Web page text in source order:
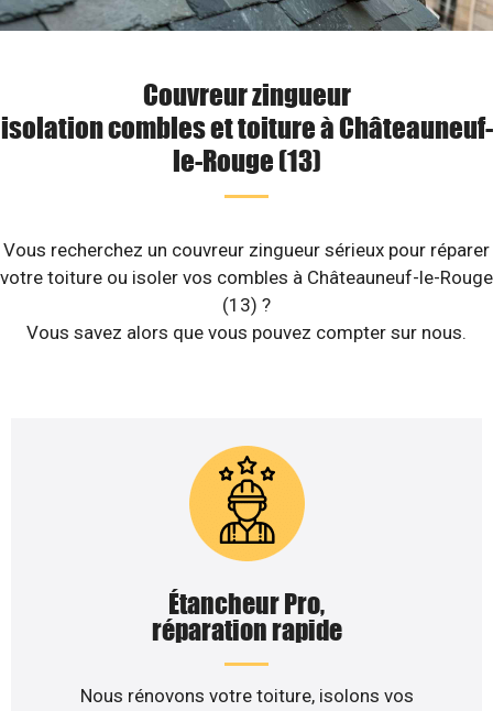
Couvreur zingueur
isolation combles et toiture à Châteauneuf-
le-Rouge (13)
Vous recherchez un couvreur zingueur sérieux pour réparer
votre toiture ou isoler vos combles à Châteauneuf-le-Rouge
(13) ?
Vous savez alors que vous pouvez compter sur nous.
Étancheur Pro,
réparation rapide
Nous rénovons votre toiture, isolons vos